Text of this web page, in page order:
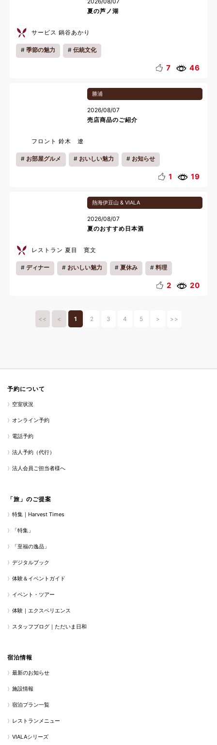
夏の芦ノ湖
サービス 鍋谷あかり
季節の魅力 伝統文化
7 46
勝浦
2026/08/07
売店商品のご紹介
フロント 鈴木 遼
お部屋グルメ おいしい魅力 お知らせ
1 19
熱海伊豆山 & VIALA
2026/08/07
夏のおすすめ日本酒
レストラン 夏目 寛文
ディナー おいしい魅力 夏休み 料理
2 20
<< < 1 2 3 4 5 > >>
予約について
空室状況
オンライン予約
電話予約
法人予約（代行）
法人会員ご担当者様へ
「旅」のご提案
特集｜Harvest Times
「特集」
「至福の逸品」
デジタルブック
体験＆イベントガイド
イベント・ツアー
体験｜エクスペリエンス
スタッフブログ｜ただいま日和
宿泊情報
最新のお知らせ
施設情報
宿泊プラン一覧
レストランメニュー
VIALAシリーズ